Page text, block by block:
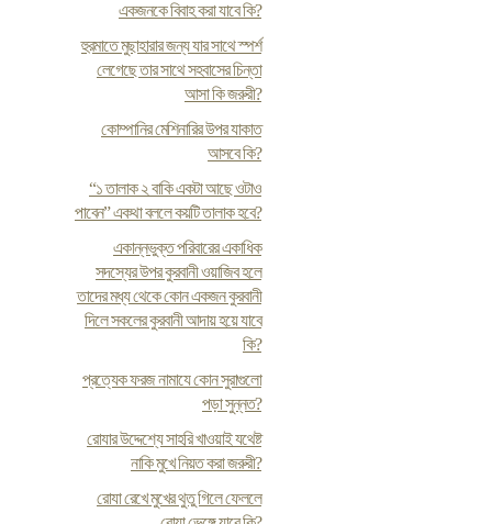
একজনকে বিবাহ করা যাবে কি?
হুরমাতে মুছাহারার জন্য যার সাথে স্পর্শ
লেগেছে তার সাথে সহবাসের চিন্তা
আসা কি জরুরী?
কোম্পানির মেশিনারির উপর যাকাত
আসবে কি?
“১ তালাক ২ বাকি একটা আছে ওটাও
পাবেন” একথা বললে কয়টি তালাক হবে?
একান্নভুক্ত পরিবারের একাধিক
সদস্যের উপর কুরবানী ওয়াজিব হলে
তাদের মধ্য থেকে কোন একজন কুরবানী
দিলে সকলের কুরবানী আদায় হয়ে যাবে
কি?
প্রত্যেক ফরজ নামাযে কোন সুরাগুলো
পড়া সুন্নত?
রোযার উদ্দেশ্যে সাহরি খাওয়াই যথেষ্ট
নাকি মুখে নিয়ত করা জরুরী?
রোযা রেখে মুখের থুতু গিলে ফেললে